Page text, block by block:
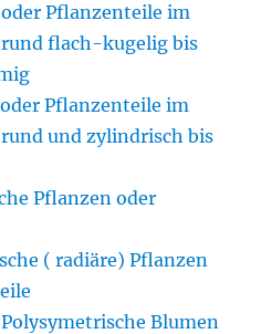
Pflanzenteile im
flach-kugelig bis
Pflanzenteile im
und zylindrisch bis
Pflanzen oder
( radiäre) Pflanzen
Blumen